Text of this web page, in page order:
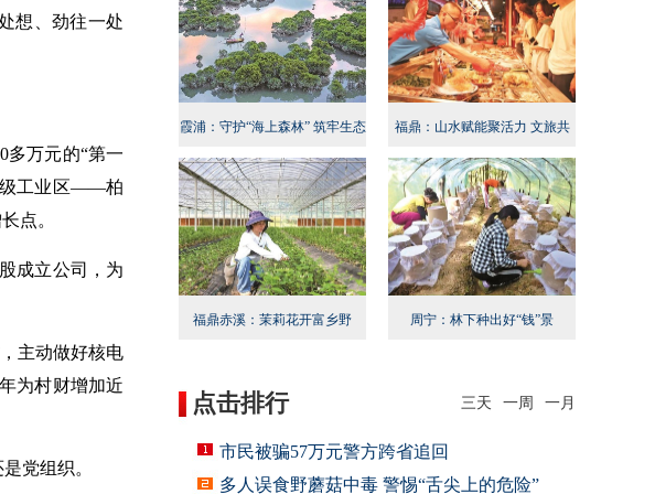
想、劲往一处
多万元的“第一
级工业区——柏
点。
成立公司，为
主动做好核电
为村财增加近
党组织。
霞浦：守护“海上森林” 筑牢生态
屏障
福鼎：山水赋能聚活力 文旅共
兴启新程
福鼎赤溪：茉莉花开富乡野 周宁：林下种出好“钱”景
三天 一周 一月
点击排行
市民被骗57万元警方跨省追回
多人误食野蘑菇中毒 警惕“舌尖上的危险”